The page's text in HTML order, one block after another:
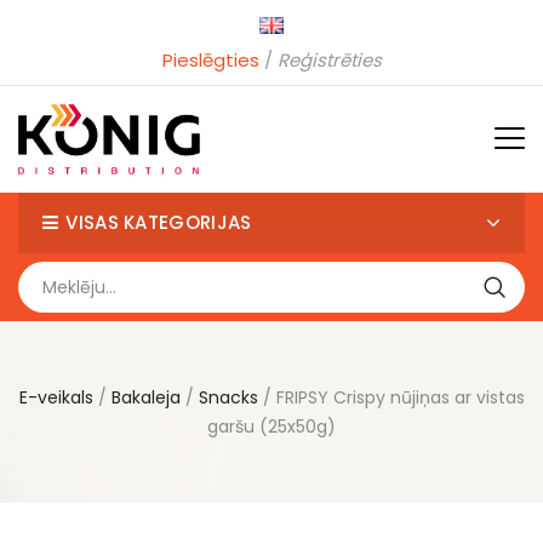
Pieslēgties Reģistrēties
VISAS KATEGORIJAS
E-veikals Bakaleja Snacks
FRIPSY Crispy nūjiņas ar vistas
garšu (25x50g)